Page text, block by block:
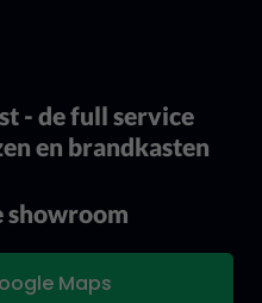
- de full service
en brandkasten
showroom
Maps